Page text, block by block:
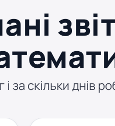
скільки днів